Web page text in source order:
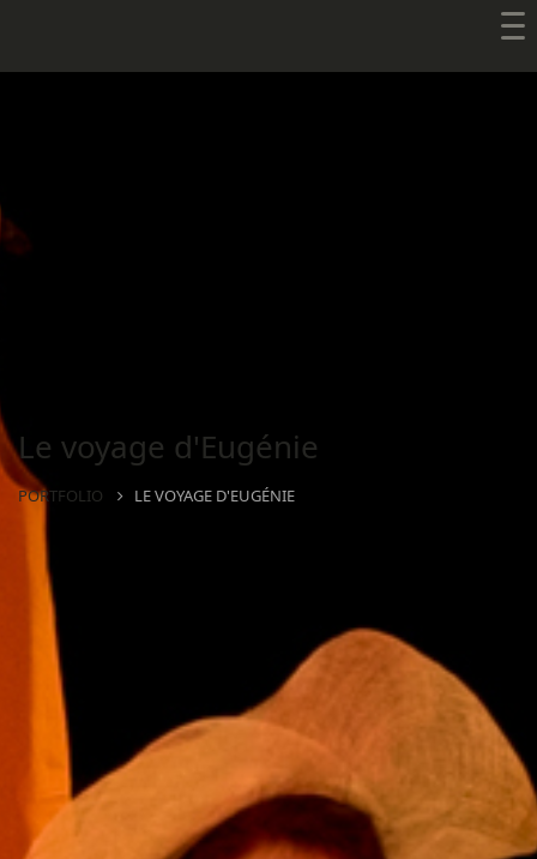
Le voyage d'Eugénie
PORTFOLIO LE VOYAGE D'EUGÉNIE